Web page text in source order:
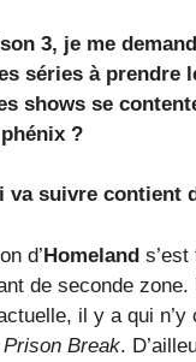
3, je me
séries à prendre
shows se
?
va suivre contient
d’Homeland
de seconde
il y a qui
Prison Break.